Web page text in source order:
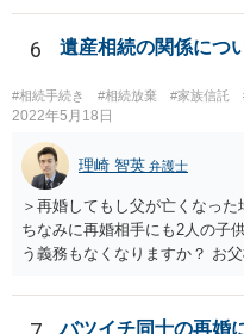
考えてご判断いただくのが良い
6 遺産相続の関係につ
#相続手続き #相続放棄 #家族信託
2022年5月18日
理崎 智英 弁護士
＞再婚してもし父が亡くなっ
ちなみに再婚相手にも2人の子
う義務もなくなりますか？ お
戸籍がどこにあるのかは関係
たことを知ってから３か月以
バツイチ同士の再婚